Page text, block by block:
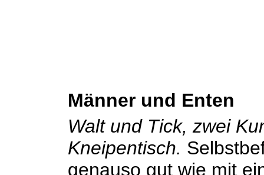
Männer und Enten
Walt und Tick, zwei
Kneipentisch.
genauso gut wie mit